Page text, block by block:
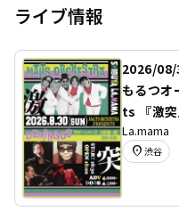
ライブ情報
2026/
もるつ
ts 『激突
La.mama
location_on 渋谷